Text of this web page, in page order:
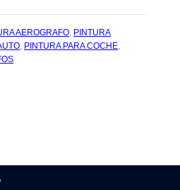
AEROGRAFO, PINTURA
, PINTURA PARA COCHE,